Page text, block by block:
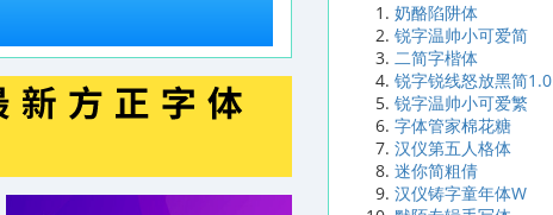
奶酪陷阱体
锐字温帅小可爱简
二简字楷体
锐字锐线怒放黑简1.0
锐字温帅小可爱繁
字体管家棉花糖
汉仪第五人格体
迷你简粗倩
汉仪铸字童年体W